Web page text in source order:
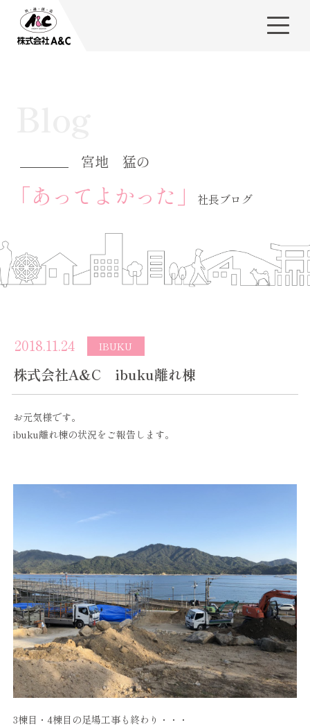
宮地 猛の
「あってよかった」 社長ブログ
2018.11.24 IBUKU
株式会社A&C ibuku離れ棟
お元気様です。
ibuku離れ棟の状況をご報告します。
3棟目・4棟目の足場工事も終わり・・・